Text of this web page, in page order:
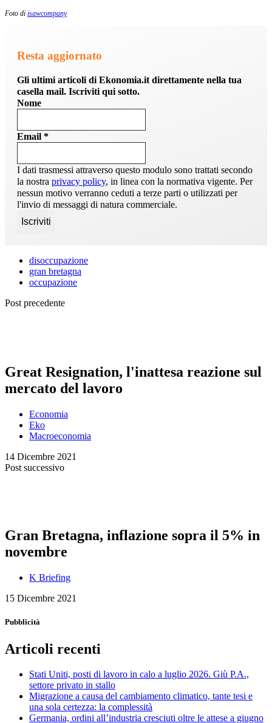
Foto di isawcompany
Resta aggiornato
Gli ultimi articoli di Ekonomia.it direttamente nella tua
casella mail. Iscriviti qui sotto.
Nome
Email *
I dati trasmessi attraverso questo modulo sono trattati secondo
la nostra privacy policy, in linea con la normativa vigente. Per
nessun motivo verranno ceduti a terze parti o utilizzati per
l'invio di messaggi di natura commerciale.
disoccupazione
gran bretagna
occupazione
Post precedente
Great Resignation, l'inattesa reazione sul
mercato del lavoro
Economia
Eko
Macroeconomia
14 Dicembre 2021
Post successivo
Gran Bretagna, inflazione sopra il 5% in
novembre
K Briefing
15 Dicembre 2021
Pubblicità
Articoli recenti
Stati Uniti, posti di lavoro in calo a luglio 2026. Giù P.A.,
settore privato in stallo
Migrazione a causa del cambiamento climatico, tante tesi e
una sola certezza: la complessità
Germania, ordini all’industria cresciuti oltre le attese a giugno